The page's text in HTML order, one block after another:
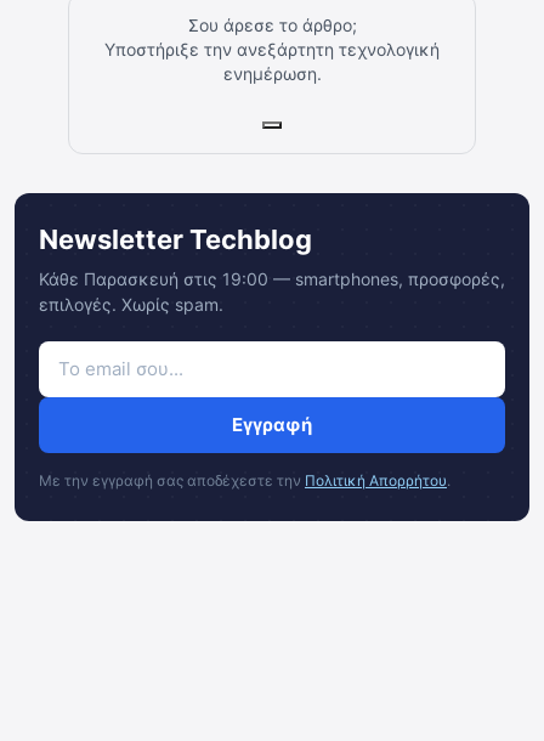
Σου άρεσε το άρθρο;
Υποστήριξε την ανεξάρτητη τεχνολογική
ενημέρωση.
Newsletter Techblog
Κάθε Παρασκευή στις 19:00 — smartphones, προσφορές,
επιλογές. Χωρίς spam.
Εγγραφή
Με την εγγραφή σας αποδέχεστε την Πολιτική Απορρήτου.